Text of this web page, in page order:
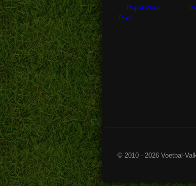
Rapid Wien
Ried
© 2010 - 2026 Voetbal-